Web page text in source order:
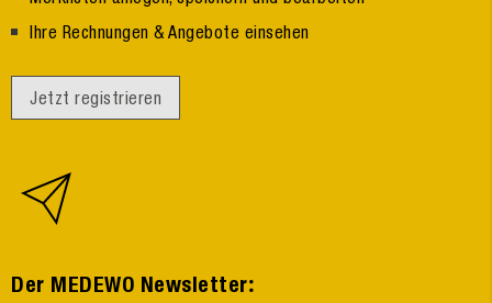
Ihre Rechnungen & Angebote einsehen
Jetzt registrieren
Der MEDEWO Newsletter: